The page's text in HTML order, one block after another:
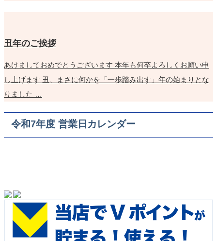
丑年のご挨拶
あけましておめでとうございます 本年も何卒よろしくお願い申
し上げます 丑、まさに何かを「一歩踏み出す」年の始まりとな
りました …
令和7年度 営業日カレンダー